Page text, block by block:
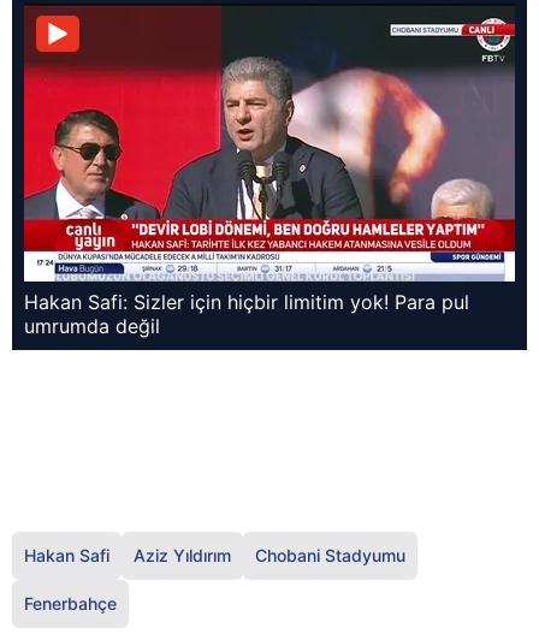
Hakan Safi: Sizler için hiçbir limitim yok! Para pul
umrumda değil
Hakan Safi Aziz Yıldırım Chobani Stadyumu
Fenerbahçe